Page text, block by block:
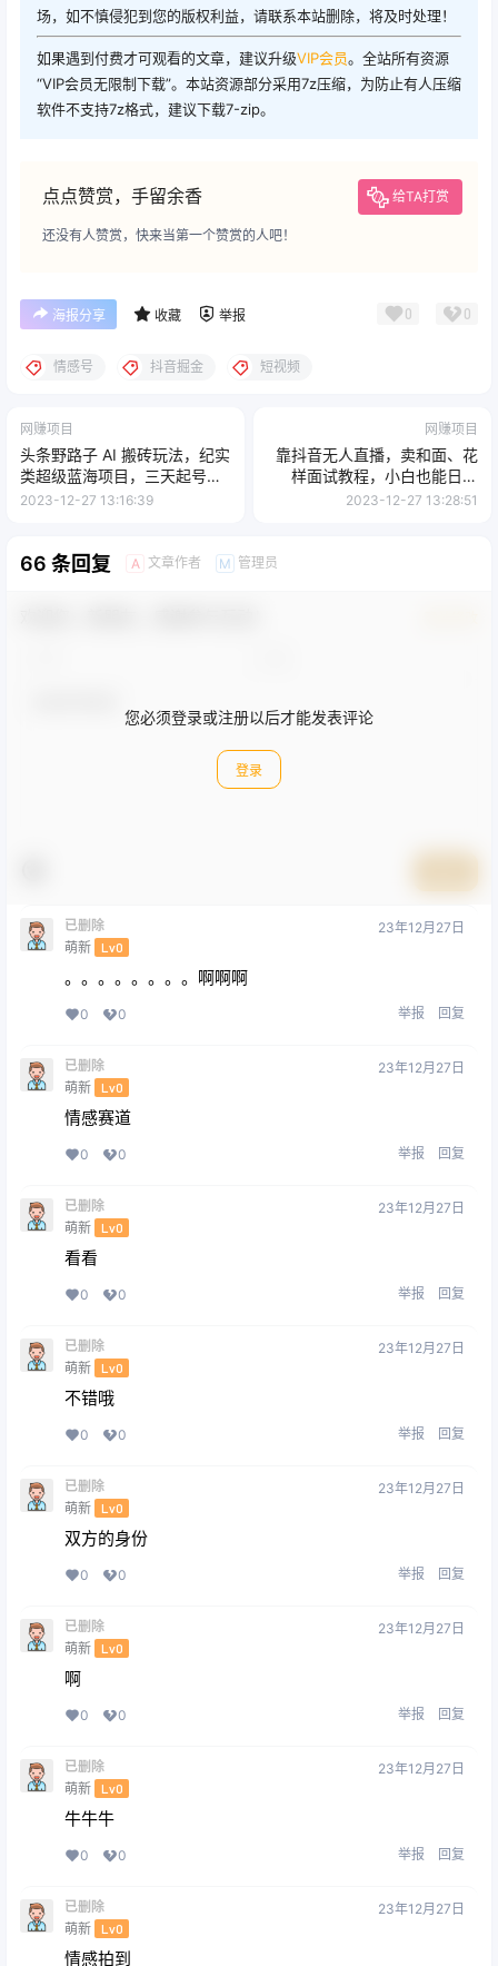
场，如不慎侵犯到您的版权利益，请联系本站删除，将及时处理！
如果遇到付费才可观看的文章，建议升级VIP会员。全站所有资源
“VIP会员无限制下载”。本站资源部分采用7z压缩，为防止有人压缩
软件不支持7z格式，建议下载7-zip。
点点赞赏，手留余香 给TA打赏
还没有人赞赏，快来当第一个赞赏的人吧！
海报分享 收藏 举报 0 0
情感号 抖音掘金 短视频
网赚项目
头条野路子 AI 搬砖玩法，纪实
类超级蓝海项目，三天起号单
日收益 500+
2023-12-27 13:16:39
网赚项目
靠抖音无人直播，卖和面、花
样面试教程，小白也能日入
500+，落地保姆级教程
2023-12-27 13:28:51
66 条回复 A 文章作者 M 管理员
您必须登录或注册以后才能发表评论
登录
已删除
萌新 Lv0
23年12月27日
。。。。。。。。啊啊啊
0 0 举报 回复
已删除
萌新 Lv0
23年12月27日
情感赛道
0 0 举报 回复
已删除
萌新 Lv0
23年12月27日
看看
0 0 举报 回复
已删除
萌新 Lv0
23年12月27日
不错哦
0 0 举报 回复
已删除
萌新 Lv0
23年12月27日
双方的身份
0 0 举报 回复
已删除
萌新 Lv0
23年12月27日
啊
0 0 举报 回复
已删除
萌新 Lv0
23年12月27日
牛牛牛
0 0 举报 回复
已删除
萌新 Lv0
23年12月27日
情感拍到